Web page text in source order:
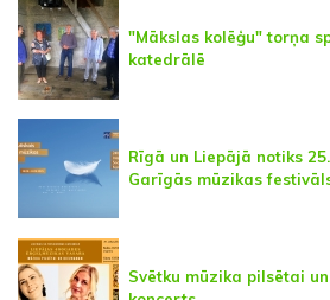
"Mākslas kolēģu" torņa
katedrālē
Rīgā un Liepājā notiks
Garīgās mūzikas
Svētku mūzika pilsētai